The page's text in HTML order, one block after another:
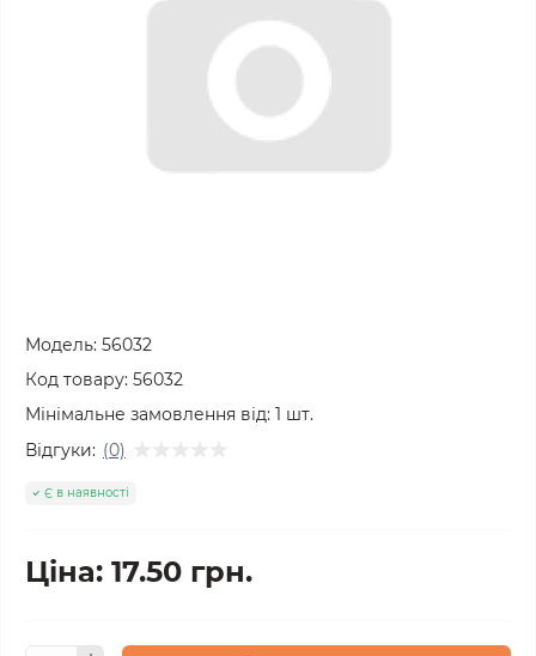
Модель: 56032
Код товару: 56032
Мінімальне замовлення від: 1 шт.
Відгуки: (0)
Є в наявності
Ціна: 17.50 грн.